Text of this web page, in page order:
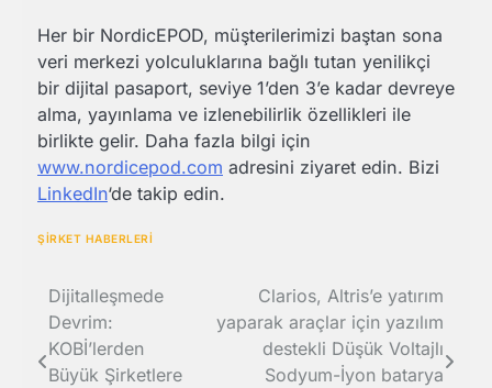
Her bir NordicEPOD, müşterilerimizi baştan sona
veri merkezi yolculuklarına bağlı tutan yenilikçi
bir dijital pasaport, seviye 1’den 3’e kadar devreye
alma, yayınlama ve izlenebilirlik özellikleri ile
birlikte gelir. Daha fazla bilgi için
www.nordicepod.com adresini ziyaret edin. Bizi
LinkedIn‘de takip edin.
ŞİRKET HABERLERİ
Yazı
gezinmesi
Dijitalleşmede
Devrim:
KOBİ’lerden
Büyük Şirketlere
Clarios, Altris’e yatırım
yaparak araçlar için yazılım
destekli Düşük Voltajlı
Sodyum-İyon batarya